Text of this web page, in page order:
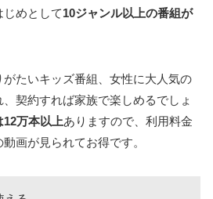
めとして10ジャンル以上の番組が
たいキッズ番組、女性に大人気の
契約すれば家族で楽しめるでしょ
万本以上ありますので、利用料金
画が見られてお得です。